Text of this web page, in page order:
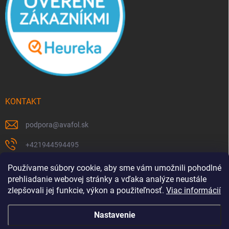
Používame súbory cookie, aby sme vám umožnili pohodlné
prehliadanie webovej stránky a vďaka analýze neustále
zlepšovali jej funkcie, výkon a použiteľnosť. Viac informácií
Nastavenie
KONTAKT
podpora@avafol.sk
+421944594495
https://www.facebook.com/p/avafolsk-100091961793102/
avafol.sk/